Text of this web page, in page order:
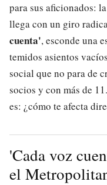
para sus aficionados:
llega con un giro
cuenta', esconde una
temidos asientos
social que no para de
socios y con más de
es: ¿cómo te afecta
'Cada voz
el